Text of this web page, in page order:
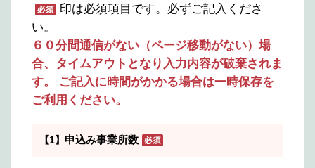
印は必須項目です。必ずご記入くださ
い。
６０分間通信がない（ページ移動がない）場
合、タイムアウトとなり入力内容が破棄されま
す。 ご記入に時間がかかる場合は一時保存を
ご利用ください。
【1】 申込み事業所数